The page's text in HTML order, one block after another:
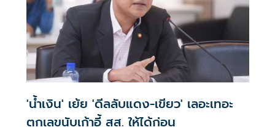
'น้ำเงิน' เย้ย 'ดีลลับแดง-เขียว' เลอะเทอะ
ตกเลขนับเก้าอี้ สส. ให้ได้ก่อน